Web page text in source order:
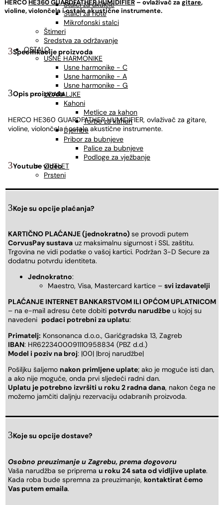
Stalci za ukulele
Stalci za note
Mikrofonski stalci
Štimeri
Sredstva za održavanje
OSTALO
USNE HARMONIKE
Usne harmonike - C
Usne harmonike - A
Usne harmonike - G
UDARALJKE
Kahoni
Metlice za kahon
Torbe za kahon
Djembe
Pribor za bubnjeve
Palice za bubnjeve
Podloge za vježbanje
OUTLET
Prsteni
HERCOHE360 GUARDFATHER HUMIDIFIER – ovlaživač za gitare,
violine, violončela i ostale akustične instrumente.
Specifikacije proizvoda
Opis proizvoda
HERCO HE360 GUARDFATHER HUMIDIFIER, ovlaživač za gitare,
violine, violončela i ostale akustične instrumente.
Youtube video
Koje su opcije plaćanja?
KARTIČNO PLAĆANJE (jednokratno) se provodi putem
CorvusPay sustava uz maksimalnu sigurnost i SSL zaštitu.
Trgovina ne vidi podatke o vašoj kartici. Podržan 3-D Secure za
dodatnu potvrdu identiteta.
Jednokratno:
Maestro, Visa, Mastercard kartice – svi izdavatelji
PLAĆANJE INTERNET BANKARSTVOM ILI OPĆOM UPLATNICOM
– na e-mail adresu ćete dobiti potvrdu narudžbe u kojoj su
navedeni podaci potrebni za uplatu:
Primatelj: Konsonanca d.o.o., Garićgradska 13, Zagreb
IBAN: HR6223400091110958834 (PBZ d.d.)
Model i poziv na broj: |00| |broj narudžbe|
Pošiljku šaljemo nakon primljene uplate; ako je moguće isti dan,
a ako nije moguće, onda prvi sljedeći radni dan.
Uplatu je potrebno izvršiti u roku 2 radna dana, nakon čega ne
možemo jamčiti daljnju rezervaciju odabranih proizvoda.
Koje su opcije dostave?
Osobno preuzimanje u Zagrebu, prema dogovoru
Vaša narudžba se priprema u roku 24 sata od vidljive uplate.
Kada roba bude spremna za preuzimanje, kontaktirat ćemo
Vas putem emaila.